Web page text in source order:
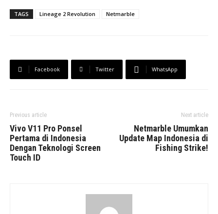
TAGS Lineage 2 Revolution Netmarble
Facebook Twitter WhatsApp
Previous article
Vivo V11 Pro Ponsel
Pertama di Indonesia
Dengan Teknologi Screen
Touch ID
Next article
Netmarble Umumkan
Update Map Indonesia di
Fishing Strike!